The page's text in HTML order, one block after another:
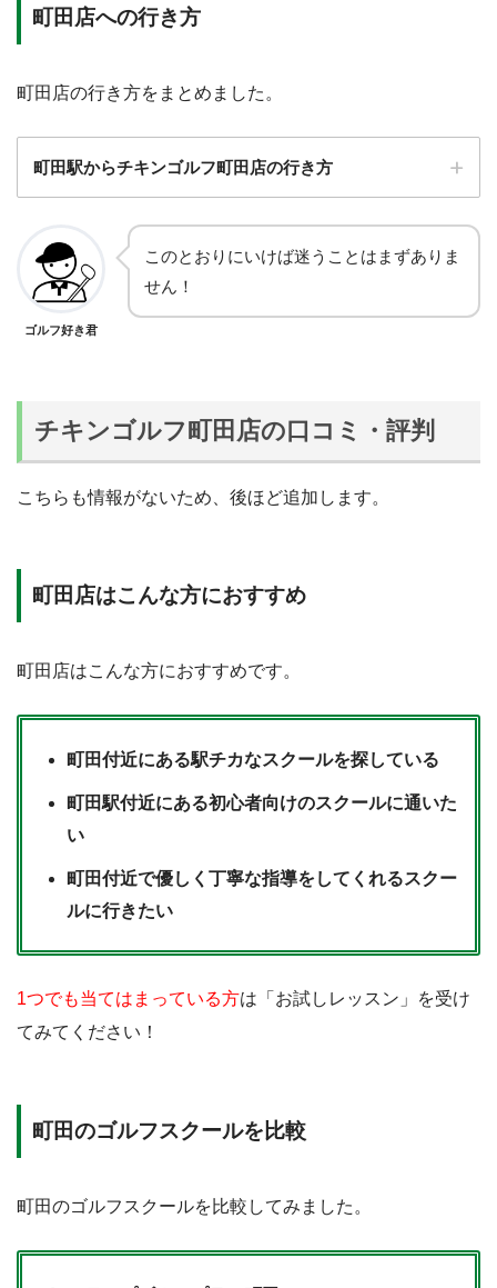
町田店への行き方
町田店の行き方をまとめました。
町田駅からチキンゴルフ町田店の行き方
北口を出て原町田大通りを町田東急ツインズに向
かって100m直進
レミィ町田を右折し、50m進む
STEP.3
ゴルフ好き君
このとおりにいけば迷うことはまずありま
せん！
チキンゴルフ町田店の口コミ・評判
こちらも情報がないため、後ほど追加します。
町田店はこんな方におすすめ
町田店はこんな方におすすめです。
町田付近にある駅チカなスクールを探している
町田駅付近にある初心者向けのスクールに通いた
い
町田付近で優しく丁寧な指導をしてくれるスクー
ルに行きたい
1つでも当てはまっている方は「お試しレッスン」を受け
てみてください！
町田のゴルフスクールを比較
町田のゴルフスクールを比較してみました。